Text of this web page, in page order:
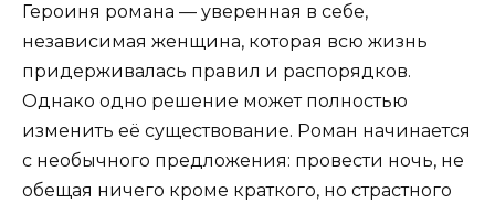
Героиня романа — уверенная в себе,
независимая женщина, которая всю жизнь
придерживалась правил и распорядков.
Однако одно решение может полностью
изменить её существование. Роман начинается
с необычного предложения: провести ночь, не
обещая ничего кроме краткого, но страстного